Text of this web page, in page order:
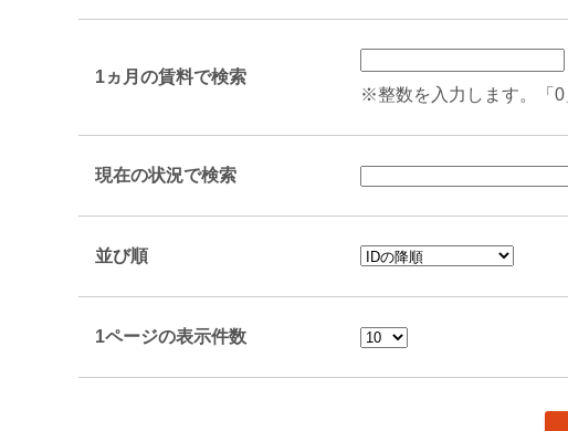
1ヵ月の賃料で検索
※整数を入力します。「
現在の状況で検索
並び順
1ページの表示件数